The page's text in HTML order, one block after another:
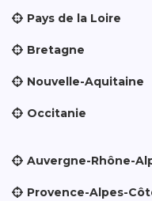
Pays de la Loire
Bretagne
Nouvelle-Aquitaine
Occitanie
Auvergne-Rhône-
Provence-Alpes-